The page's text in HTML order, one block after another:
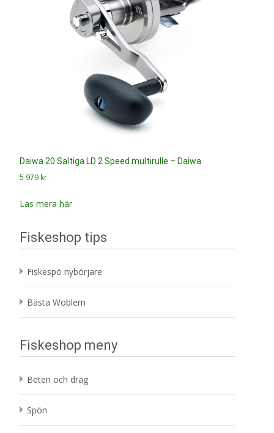
Daiwa 20 Saltiga LD 2 Speed multirulle – Daiwa
5 979 kr
Läs mera här
Fiskeshop tips
Fiskespö nybörjare
Bästa Woblern
Fiskeshop meny
Beten och drag
Spön